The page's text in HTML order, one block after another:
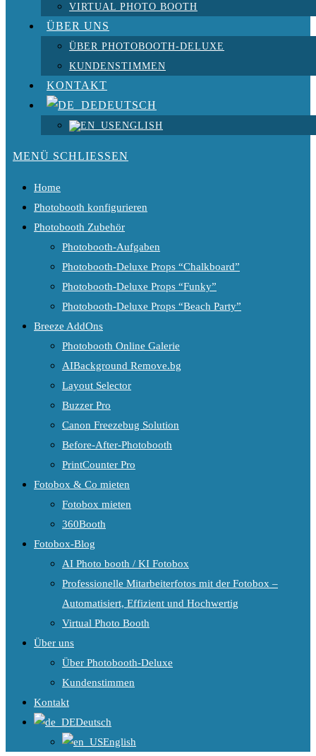
VIRTUAL PHOTO BOOTH
ÜBER UNS
ÜBER PHOTOBOOTH-DELUXE
KUNDENSTIMMEN
KONTAKT
DEUTSCH
ENGLISH
MENÜ SCHLIESSEN
Home
Photobooth konfigurieren
Photobooth Zubehör
Photobooth-Aufgaben
Photobooth-Deluxe Props “Chalkboard”
Photobooth-Deluxe Props “Funky”
Photobooth-Deluxe Props “Beach Party”
Breeze AddOns
Photobooth Online Galerie
AIBackground Remove.bg
Layout Selector
Buzzer Pro
Canon Freezebug Solution
Before-After-Photobooth
PrintCounter Pro
Fotobox & Co mieten
Fotobox mieten
360Booth
Fotobox-Blog
AI Photo booth / KI Fotobox
Professionelle Mitarbeiterfotos mit der Fotobox –
Automatisiert, Effizient und Hochwertig
Virtual Photo Booth
Über uns
Über Photobooth-Deluxe
Kundenstimmen
Kontakt
Deutsch
English